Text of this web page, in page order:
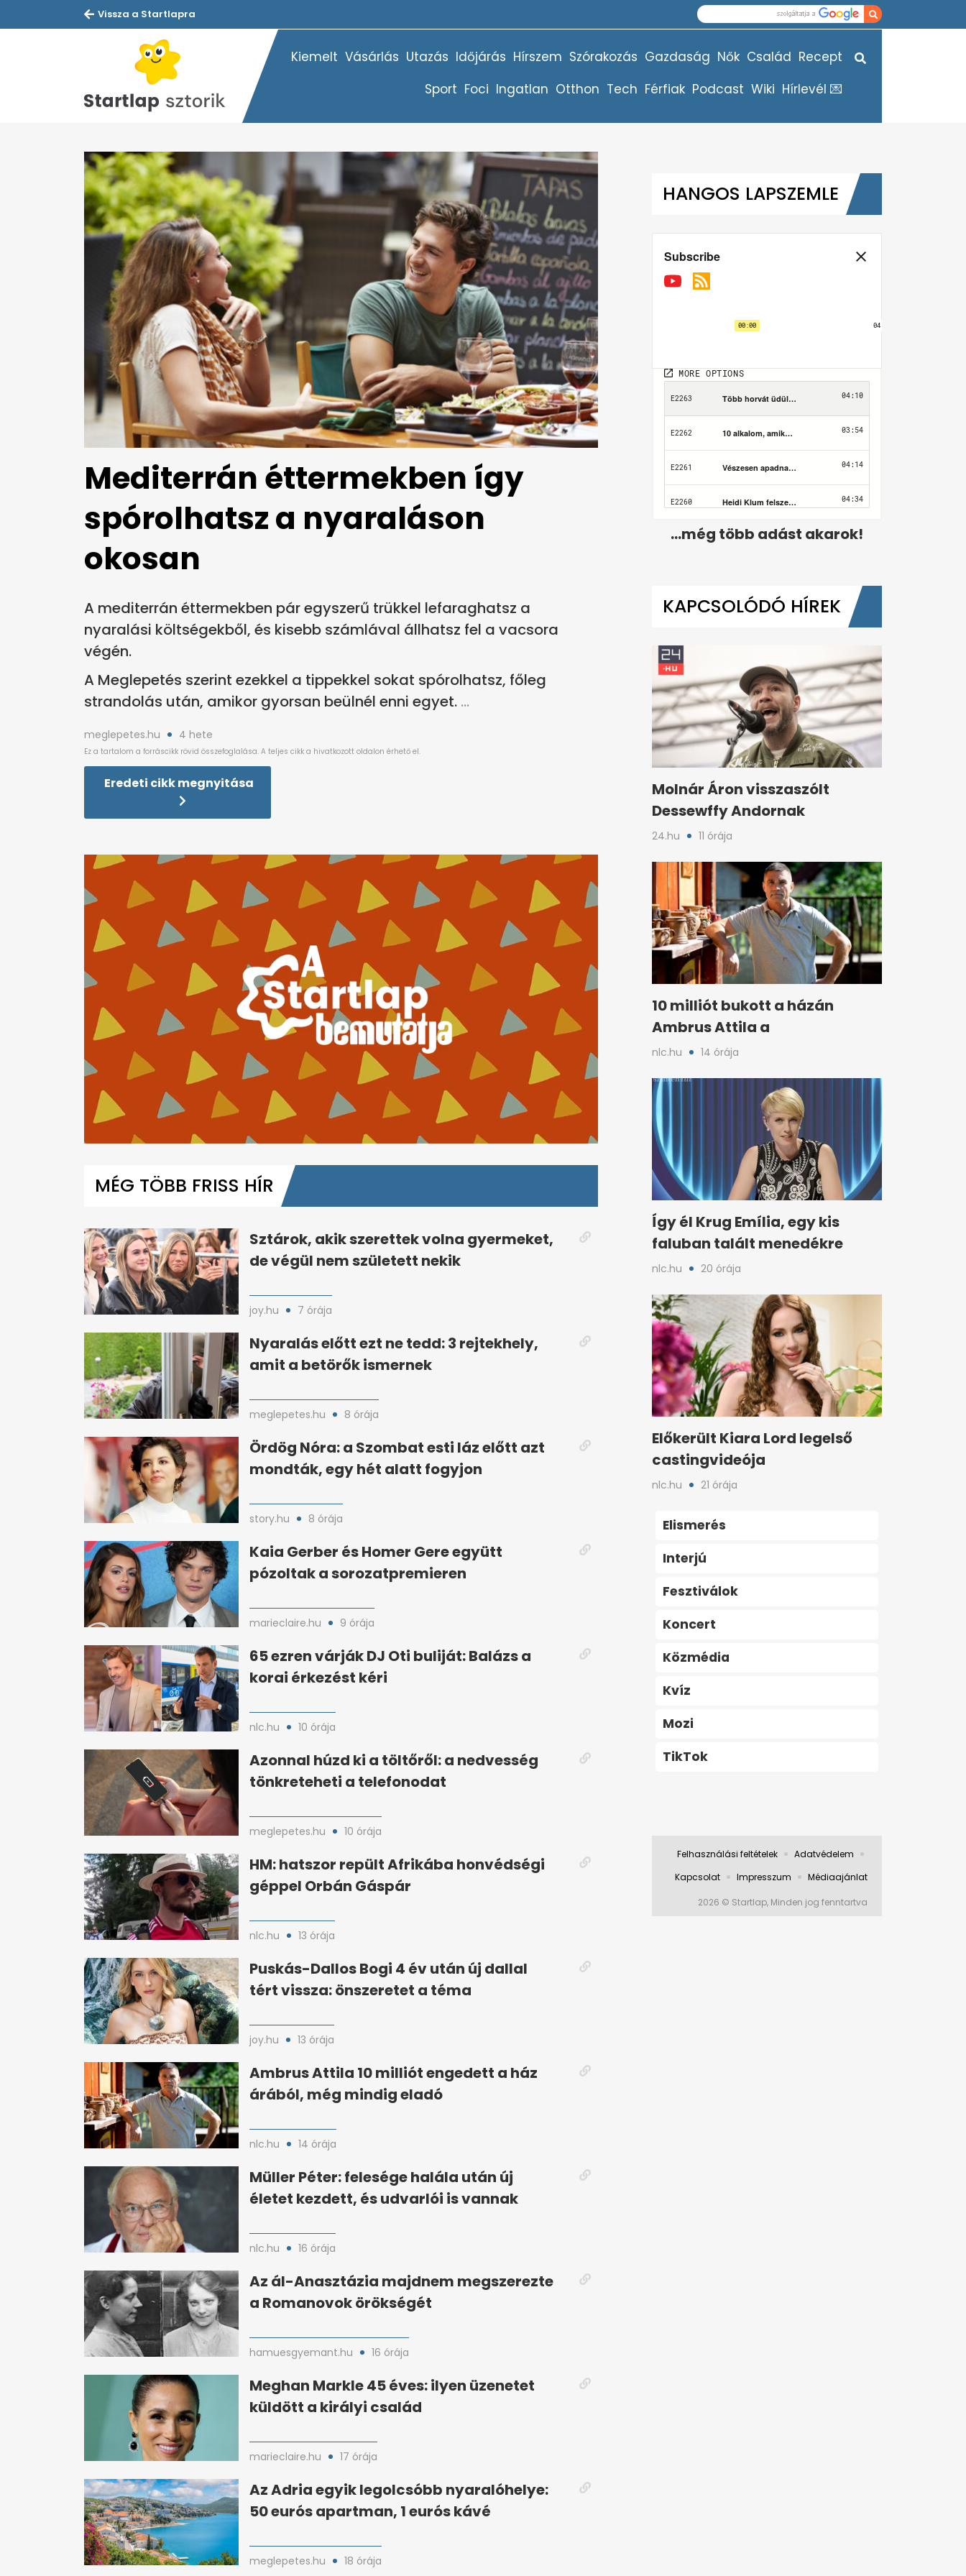
Vissza a Startlapra
Kiemelt Vásárlás Utazás Időjárás Hírszem Szórakozás Gazdaság Nők Család Recept
Sport Foci Ingatlan Otthon Tech Férfiak Podcast Wiki Hírlevél 💌
Mediterrán éttermekben így
spórolhatsz a nyaraláson
okosan
A mediterrán éttermekben pár egyszerű trükkel lefaraghatsz a
nyaralási költségekből, és kisebb számlával állhatsz fel a vacsora
végén.
A Meglepetés szerint ezekkel a tippekkel sokat spórolhatsz, főleg
strandolás után, amikor gyorsan beülnél enni egyet.
meglepetes.hu 4 hete
Eredeti cikk megnyitása
minutes,
0%
MÉG TÖBB FRISS HÍR
Sztárok, akik szerettek volna gyermeket,
de végül nem született nekik
joy.hu 7 órája
Nyaralás előtt ezt ne tedd: 3 rejtekhely,
amit a betörők ismernek
meglepetes.hu 8 órája
Ördög Nóra: a Szombat esti láz előtt azt
mondták, egy hét alatt fogyjon
story.hu 8 órája
Kaia Gerber és Homer Gere együtt
pózoltak a sorozatpremieren
marieclaire.hu 9 órája
65 ezren várják DJ Oti buliját: Balázs a
korai érkezést kéri
nlc.hu 10 órája
Azonnal húzd ki a töltőről: a nedvesség
tönkreteheti a telefonodat
meglepetes.hu 10 órája
HM: hatszor repült Afrikába honvédségi
géppel Orbán Gáspár
nlc.hu 13 órája
Puskás-Dallos Bogi 4 év után új dallal
tért vissza: önszeretet a téma
joy.hu 13 órája
Ambrus Attila 10 milliót engedett a ház
árából, még mindig eladó
nlc.hu 14 órája
Müller Péter: felesége halála után új
életet kezdett, és udvarlói is vannak
nlc.hu 16 órája
Az ál-Anasztázia majdnem megszerezte
a Romanovok örökségét
hamuesgyemant.hu 16 órája
Meghan Markle 45 éves: ilyen üzenetet
küldött a királyi család
marieclaire.hu 17 órája
Az Adria egyik legolcsóbb nyaralóhelye:
50 eurós apartman, 1 eurós kávé
meglepetes.hu 18 órája
HANGOS LAPSZEMLE
...még több adást akarok!
KAPCSOLÓDÓ HÍREK
Molnár Áron visszaszólt
Dessewffy Andornak
24.hu 11 órája
10 milliót bukott a házán
Ambrus Attila a
nlc.hu 14 órája
Így él Krug Emília, egy kis
faluban talált menedékre
nlc.hu 20 órája
Előkerült Kiara Lord legelső
castingvideója
nlc.hu 21 órája
Elismerés
Interjú
Fesztiválok
Koncert
Közmédia
Kvíz
Mozi
TikTok
Felhasználási feltételek
Adatvédelem
Kapcsolat
Impresszum Médiaajánlat
2026 © Startlap, Minden jog fenntartva